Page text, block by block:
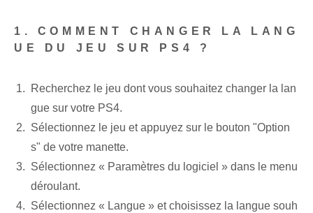
1. COMMENT CHANGER LA LANG
UE DU JEU SUR PS4 ?
Recherchez le jeu dont vous souhaitez changer la lan
gue sur votre PS4.
Sélectionnez le jeu et appuyez sur le bouton "Option
s" de votre manette.
Sélectionnez « Paramètres du logiciel » dans le menu
déroulant.
Sélectionnez « Langue » et choisissez la langue souh